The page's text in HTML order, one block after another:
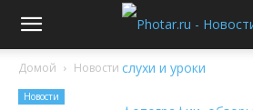
Домой Новости
Новости